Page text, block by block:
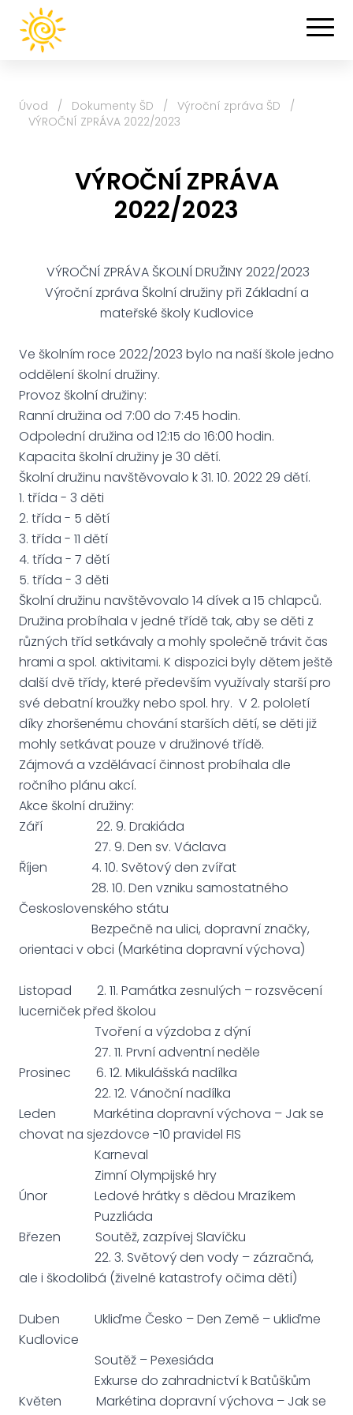
Úvod / Dokumenty ŠD / Výroční zpráva ŠD
/
VÝROČNÍ ZPRÁVA 2022/2023
VÝROČNÍ ZPRÁVA
2022/2023
VÝROČNÍ ZPRÁVA ŠKOLNÍ DRUŽINY 2022/2023
Výroční zpráva Školní družiny při Základní a
mateřské školy Kudlovice
Ve školním roce 2022/2023 bylo na naší škole jedno
oddělení školní družiny.
Provoz školní družiny:
Ranní družina od 7:00 do 7:45 hodin.
Odpolední družina od 12:15 do 16:00 hodin.
Kapacita školní družiny je 30 dětí.
Školní družinu navštěvovalo k 31. 10. 2022 29 dětí.
1. třída - 3 děti
2. třída - 5 dětí
3. třída - 11 dětí
4. třída - 7 dětí
5. třída - 3 děti
Školní družinu navštěvovalo 14 dívek a 15 chlapců.
Družina probíhala v jedné třídě tak, aby se děti z
různých tříd setkávaly a mohly společně trávit čas
hrami a spol. aktivitami. K dispozici byly dětem ještě
další dvě třídy, které především využívaly starší pro
své debatní kroužky nebo spol. hry. V 2. pololetí
díky zhoršenému chování starších dětí, se děti již
mohly setkávat pouze v družinové třídě.
Zájmová a vzdělávací činnost probíhala dle
ročního plánu akcí.
Akce školní družiny:
Září 22. 9. Drakiáda
27. 9. Den sv. Václava
Říjen 4. 10. Světový den zvířat
28. 10. Den vzniku samostatného
Československého státu
Bezpečně na ulici, dopravní značky,
orientaci v obci (Markétina dopravní výchova)
Listopad 2. 11. Památka zesnulých – rozsvěcení
lucerniček před školou
Tvoření a výzdoba z dýní
27. 11. První adventní neděle
Prosinec 6. 12. Mikulášská nadílka
22. 12. Vánoční nadílka
Leden Markétina dopravní výchova – Jak se
chovat na sjezdovce -10 pravidel FIS
Karneval
Zimní Olympijské hry
Únor Ledové hrátky s dědou Mrazíkem
Puzzliáda
Březen Soutěž, zazpívej Slavíčku
22. 3. Světový den vody – zázračná,
ale i škodolibá (živelné katastrofy očima dětí)
Duben Ukliďme Česko – Den Země – ukliďme
Kudlovice
Soutěž – Pexesiáda
Exkurse do zahradnictví k Batůškům
Květen Markétina dopravní výchova – Jak se